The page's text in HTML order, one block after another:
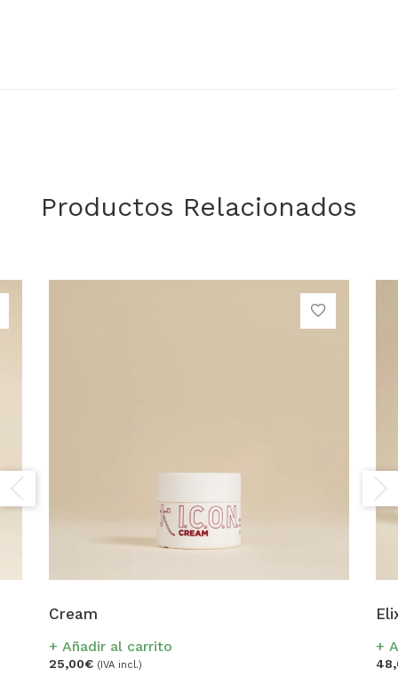
Productos Relacionados
Cream
Añadir al carrito
25,00€ (IVA incl.)